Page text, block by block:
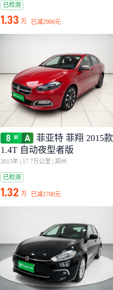
已检测
1.33 万 已减2900元
菲亚特 菲翔 2015款
1.4T 自动夜型者版
2015年 17.7万公里 郑州
已检测
1.32 万 已减1700元